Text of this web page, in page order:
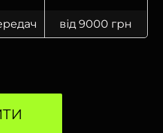
від 9000 грн